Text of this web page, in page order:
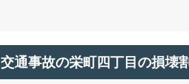
交通事故の栄町四丁目の損壊